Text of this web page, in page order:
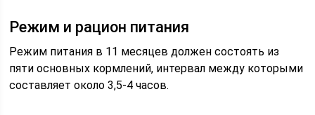
Режим и рацион питания
Режим питания в 11 месяцев должен состоять из
пяти основных кормлений, интервал между которыми
составляет около 3,5-4 часов.